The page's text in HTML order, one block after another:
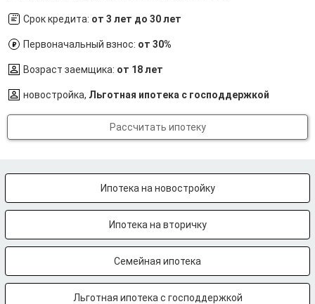
Срок кредита: от 3 лет до 30 лет
Первоначальный взнос: от 30%
Возраст заемщика: от 18 лет
новостройка, Льготная ипотека с господдержкой
Рассчитать ипотеку
Ипотека на новостройку
Ипотека на вторичку
Семейная ипотека
Льготная ипотека с господдержкой